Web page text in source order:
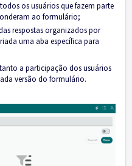
os usuários que fazem parte
ao formulário;
respostas organizados por
uma aba específica para
a participação dos usuários
versão do formulário.